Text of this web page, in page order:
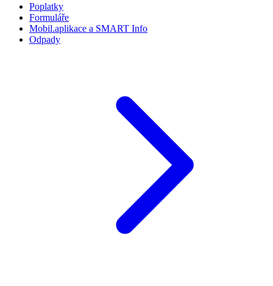
Poplatky
Formuláře
Mobil.aplikace a SMART Info
Odpady